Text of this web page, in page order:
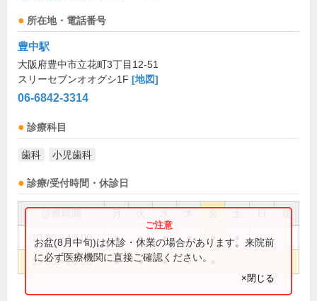
所在地・電話番号
豊中駅
大阪府豊中市立花町3丁目12-51
スリーセブンオオグシ1F [地図]
06-6842-3314
診療科目
歯科 小児歯科
診療/受付時間・休診日
祝
10:00～13:00 ● ● ● ● ●
15:00～20:00 ● ● ● ●
お盆(8月中旬)は休診・休業の場合があります。来院前
に必ず医療機関に直接ご確認ください。
×閉じる